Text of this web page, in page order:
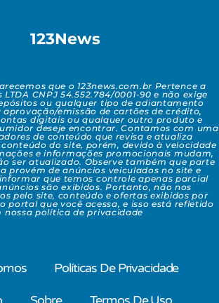
123News
que o 123news.com.br Pertence a
LTDA CNPJ 54.552.784/0001-90 e não exige
ou qualquer tipo de adiantamento
emissão de cartões de crédito,
digitais ou qualquer outro produto e
deseje encontrar. Contamos com uma
de conteúdo que revisa e atualiza
do site, porém, devido à velocidade
e informações promocionais mudam,
ser atualizado. Observe também que parte
provém de anúncios veiculados no site e
que temos controle apenas parcial
são exibidos. Portanto, não nos
pelo site, conteúdo e ofertas exibidos por
portal que você acessa, e isso está refletido
nossa política de privacidade
Políticas De Privacidade